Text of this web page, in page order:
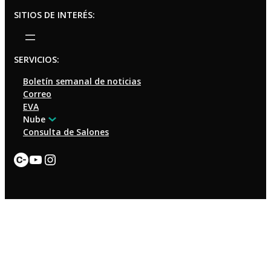
SITIOS DE INTERÉS:
SERVICIOS:
Boletín semanal de noticias
Correo
EVA
Nube
Consulta de Salones
Enlace
YouTube
Instagram